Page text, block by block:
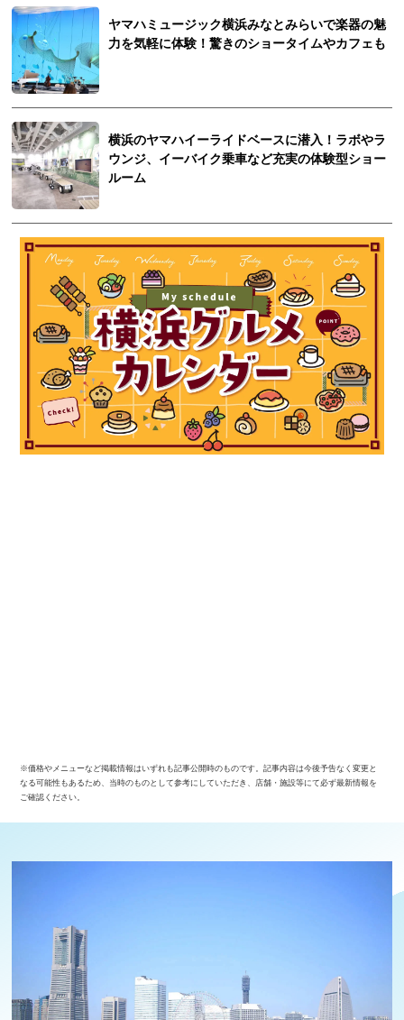
ヤマハミュージック横浜みなとみらいで楽器の魅
力を気軽に体験！驚きのショータイムやカフェも
横浜のヤマハイーライドベースに潜入！ラボやラ
ウンジ、イーバイク乗車など充実の体験型ショー
ルーム
※価格やメニューなど掲載情報はいずれも記事公開時のものです。記事内容は今後予告なく変更と
なる可能性もあるため、当時のものとして参考にしていただき、店舗・施設等にて必ず最新情報を
ご確認ください。